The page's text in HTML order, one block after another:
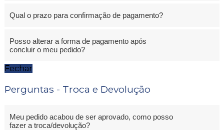
Qual o prazo para confirmação de pagamento?
Posso alterar a forma de pagamento após
concluir o meu pedido?
Fechar
Perguntas - Troca e Devolução
Meu pedido acabou de ser aprovado, como posso
fazer a troca/devolução?